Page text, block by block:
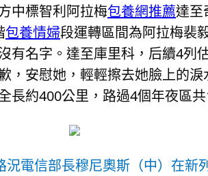
中標智利阿拉梅包養網推薦達至
包養情婦段運轉區間為阿拉梅裴
有名字。達至庫里科，后續4列
，安慰她，輕輕擦去她臉上的
長約400公里，路過4個年夜區共
況電信部長穆尼奧斯（中）在新